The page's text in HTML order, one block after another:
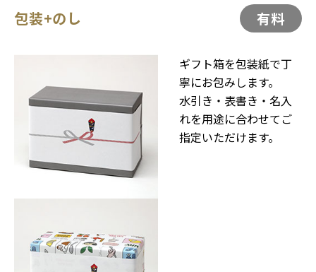
包装+のし 有料
ギフト箱を包装紙で丁
寧にお包みします。
水引き・表書き・名入
れを用途に合わせてご
指定いただけます。